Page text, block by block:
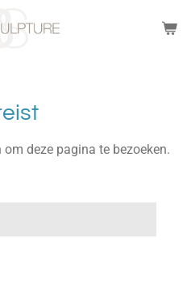
deze pagina te bezoeken.